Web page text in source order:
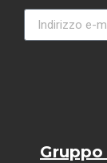
Gruppo